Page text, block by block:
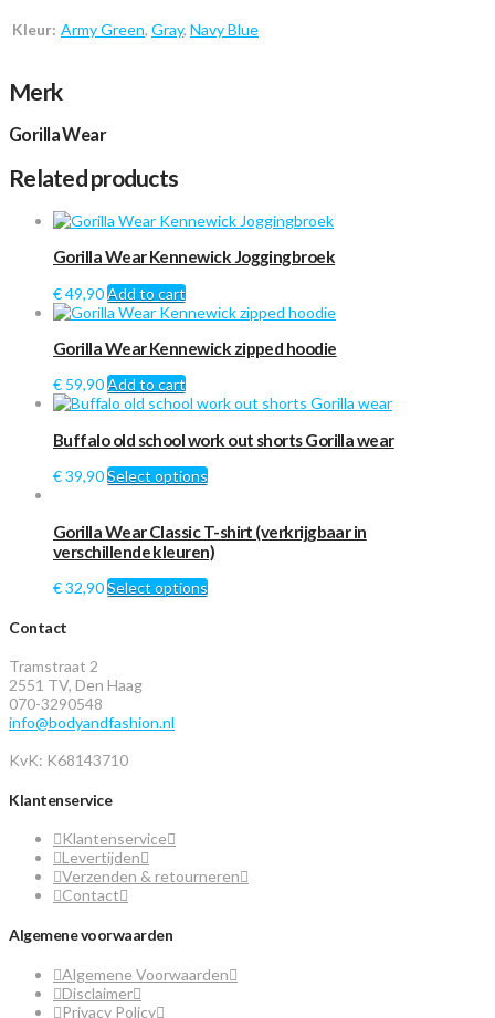
Kleur: Army Green, Gray, Navy Blue
Merk
Gorilla Wear
Related products
Gorilla Wear Kennewick Joggingbroek
€49,90Add to cart
Gorilla Wear Kennewick zipped hoodie
€ 59,90Add to cart
Buffalo old school work out shorts Gorilla wear
€39,90Select options
Gorilla Wear Classic T-shirt (verkrijgbaar in
verschillende kleuren)
€32,90Select options
Contact
Tramstraat 2
2551 TV, Den Haag
070-3290548
info@bodyandfashion.nl
KvK: K68143710
Klantenservice
Klantenservice
Levertijden
Verzenden & retourneren
Contact
Algemene voorwaarden
Algemene Voorwaarden
Disclaimer
Privacy Policy